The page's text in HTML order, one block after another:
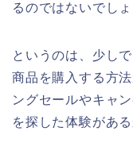
るのではないでしょ
というのは、少し
商品を購入する方
ングセールやキャ
を探した体験がある